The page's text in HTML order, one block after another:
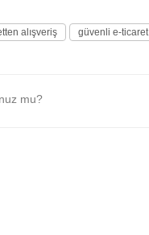
alışveriş güvenli e-ticaret
mu?